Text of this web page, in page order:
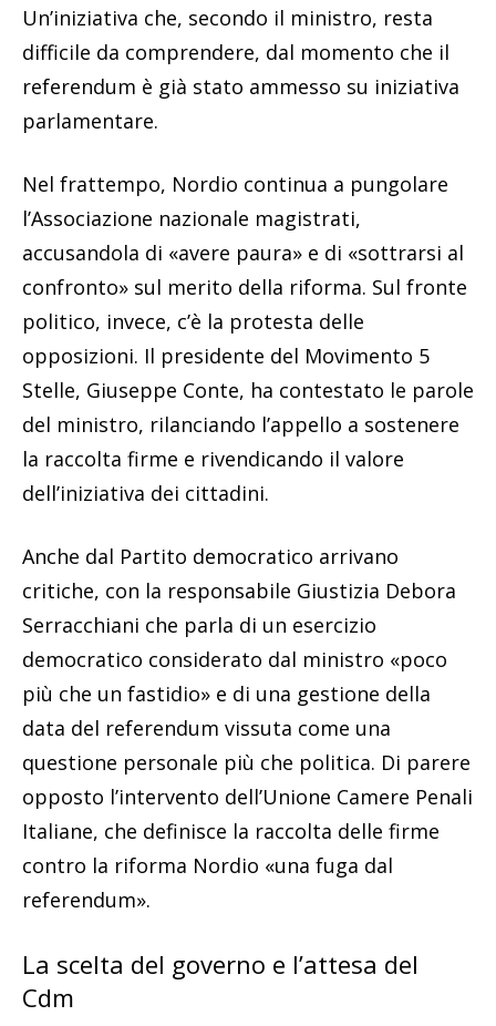
Un’iniziativa che, secondo il ministro, resta
difficile da comprendere, dal momento che il
referendum è già stato ammesso su iniziativa
parlamentare.
Nel frattempo, Nordio continua a pungolare
l’Associazione nazionale magistrati,
accusandola di «avere paura» e di «sottrarsi al
confronto» sul merito della riforma. Sul fronte
politico, invece, c’è la protesta delle
opposizioni. Il presidente del Movimento 5
Stelle, Giuseppe Conte, ha contestato le parole
del ministro, rilanciando l’appello a sostenere
la raccolta firme e rivendicando il valore
dell’iniziativa dei cittadini.
Anche dal Partito democratico arrivano
critiche, con la responsabile Giustizia Debora
Serracchiani che parla di un esercizio
democratico considerato dal ministro «poco
più che un fastidio» e di una gestione della
data del referendum vissuta come una
questione personale più che politica. Di parere
opposto l’intervento dell’Unione Camere Penali
Italiane, che definisce la raccolta delle firme
contro la riforma Nordio «una fuga dal
referendum».
La scelta del governo e l’attesa del
Cdm